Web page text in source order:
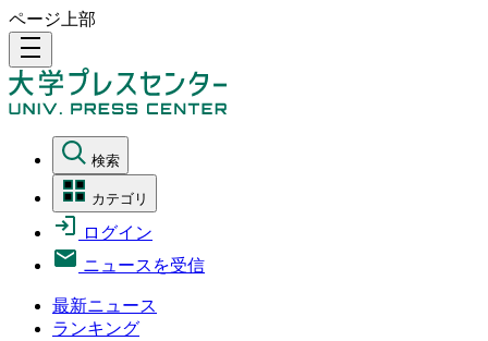
ページ上部
density_medium
検索
カテゴリ
ログイン
ニュースを受信
最新ニュース
ランキング